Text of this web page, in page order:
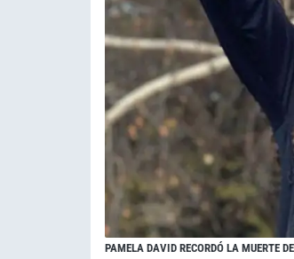
PAMELA DAVID RECORDÓ LA MUERTE